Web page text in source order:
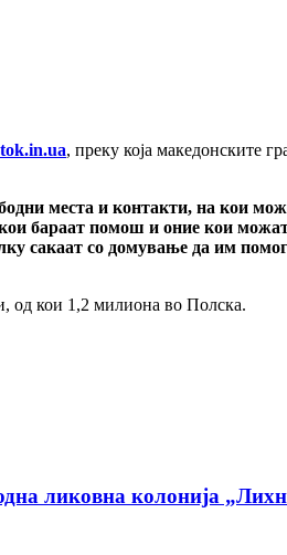
, преку која македонските
места и контакти, на кои
бараат помош и оние кои
сакаат со домување да им
од кои 1,2 милиона во Полска.
ликовна колонија